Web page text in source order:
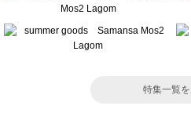
特集一覧